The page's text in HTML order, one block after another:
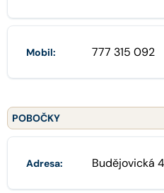
Mobil: 777 315 092
POBOČKY
Adresa: Budějovická